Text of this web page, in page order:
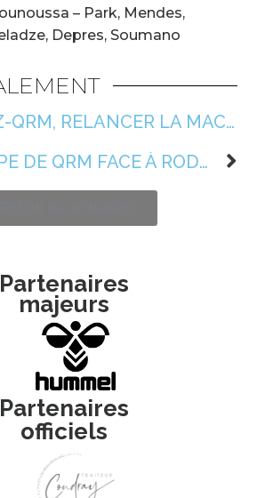
– Park, Mendes,
Depres, Soumano
J29 : RODEZ-QRM, RELANCER LA MACHINE
J29 : LE GROUPE DE QRM FACE À RODEZ
Partenaires
majeurs
Partenaires
officiels